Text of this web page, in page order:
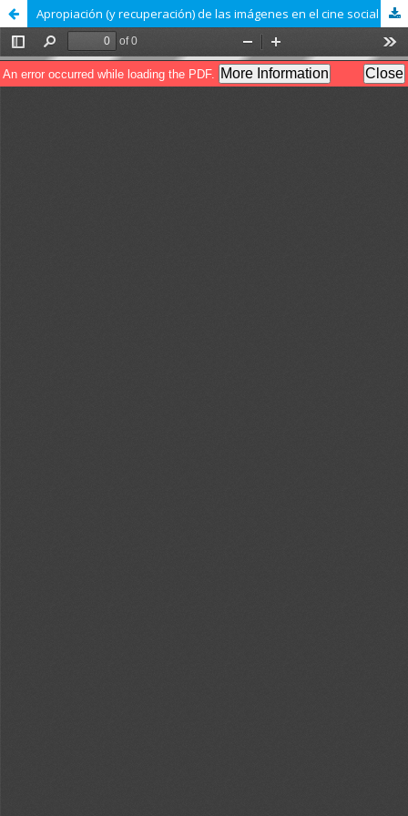
Apropiación (y recuperación) de las imágenes en el cine social (y antisocial) a través de la educación popular. Experiencia y reflexiones desde el taller de C.A.P. de la Escuela Popular de Cine